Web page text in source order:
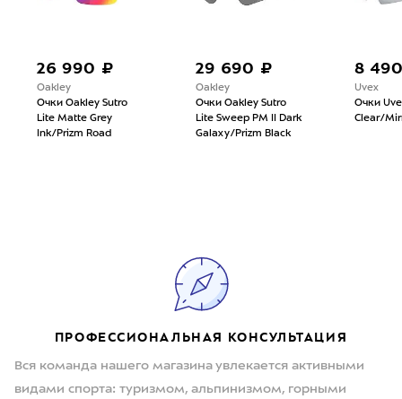
26 990 ₽
Oakley
Очки Oakley Sutro
Lite Matte Grey
Ink/Prizm Road
29 690 ₽
Oakley
Очки Oakley Sutro
Lite Sweep PM II Dark
Galaxy/Prizm Black
8
Uvex
Очки
Clear/
ПРОФЕССИОНАЛЬНАЯ КОНСУЛЬТАЦИЯ
Вся команда нашего магазина увлекается активными
видами спорта: туризмом, альпинизмом, горными